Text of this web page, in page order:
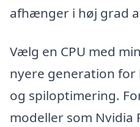
afhænger i høj grad
Vælg en CPU med
nyere generation
og spiloptimering.
modeller som Nvidia